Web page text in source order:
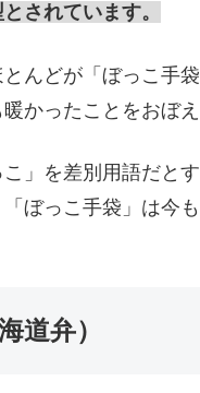
されています。
んどが「ぼっこ手
かったことをおぼえ
」を差別用語だと
ぼっこ手袋」は今
道弁）